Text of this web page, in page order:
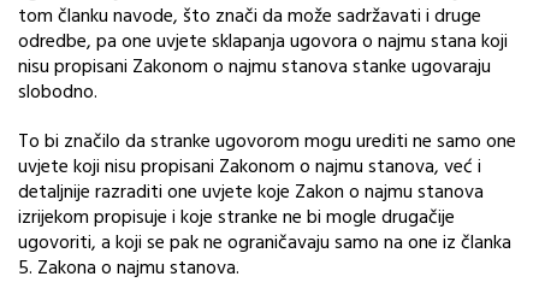
tom članku navode, što znači da može sadržavati i druge
odredbe, pa one uvjete sklapanja ugovora o najmu stana koji
nisu propisani Zakonom o najmu stanova stanke ugovaraju
slobodno.
To bi značilo da stranke ugovorom mogu urediti ne samo one
uvjete koji nisu propisani Zakonom o najmu stanova, već i
detaljnije razraditi one uvjete koje Zakon o najmu stanova
izrijekom propisuje i koje stranke ne bi mogle drugačije
ugovoriti, a koji se pak ne ograničavaju samo na one iz članka
5. Zakona o najmu stanova.